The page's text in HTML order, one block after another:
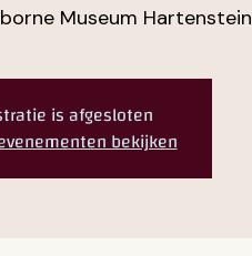
Museum Hartenstein
is afgesloten
bekijken